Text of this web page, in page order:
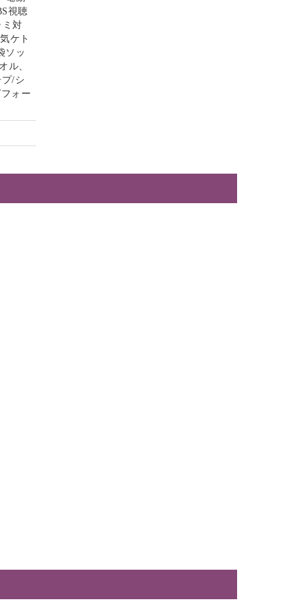
視聴
ミ対
ケト
ソッ
ル、
/シ
ォー